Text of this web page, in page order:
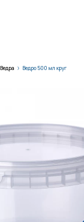
Ведра Ведро 500 мл круг